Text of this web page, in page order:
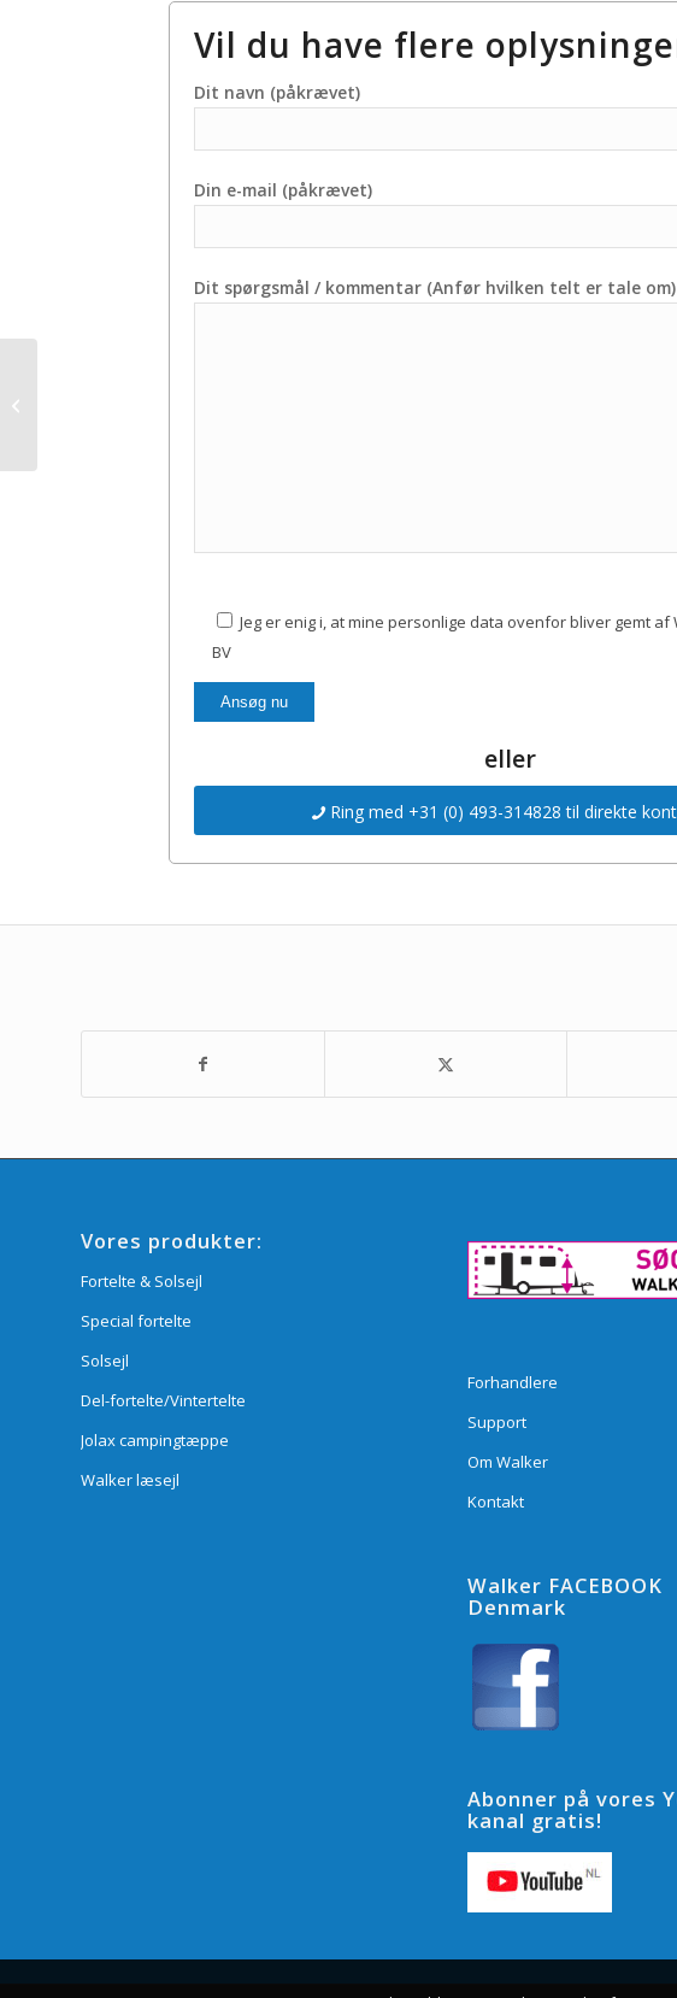
Vil du have flere
Dit navn (påkrævet)
Din e-mail (påkrævet)
Dit spørgsmål / kommentar (Anfør hvilken telt er tale om)
Jeg er enig i, at mine personlige data ovenfor bliver gemt af
BV
eller
Ring med +31 (0) 493-314828 til direkte
Vores produkter:
Fortelte & Solsejl
Special fortelte
Solsejl
Del-fortelte/Vintertelte
Jolax campingtæppe
Walker læsejl
Forhandlere
Support
Om Walker
Kontakt
Walker FACEBOOK
Denmark
Abonner på vores
kanal gratis!